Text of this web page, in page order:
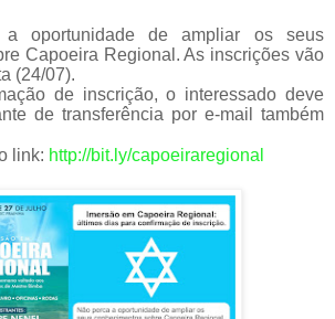
a oportunidade de ampliar os seus
Capoeira Regional. As inscrições vão
(24/07).
de inscrição, o interessado deve
de transferência por e-mail também
link: http://bit.ly/capoeiraregional